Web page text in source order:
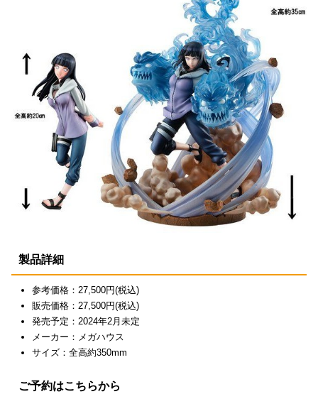
製品詳細
参考価格：27,500円(税込)
販売価格：27,500円(税込)
発売予定：2024年2月未定
メーカー：メガハウス
サイズ：全高約350mm
ご予約はこちらから